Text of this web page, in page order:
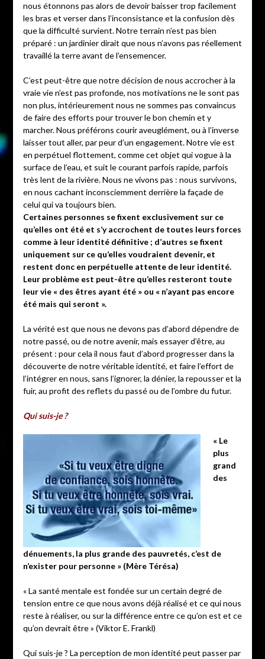
nous étonnons pas alors de devoir baisser trop facilement
les bras et verser dans l’inconsistance et la confusion dès
que la difficulté survient. Notre terrain n’est pas bien
préparé : un jardinier dirait que nous n’avons pas réellement
travaillé la terre avant de l’ensemencer.
C’est peut-être que notre décision de nous accrocher à la
vraie vie n’est pas profonde, nos motivations ne le sont pas
non plus, intérieurement nous ne sommes pas convaincus
de faire des efforts pour trouver le bon chemin et y
marcher. Nous préférons courir aveuglément, ou à l’inverse
laisser tout aller, par peur d’un engagement. Notre vie est
en perpétuel flottement, comme cet objet qui vogue à la
surface de l’eau, et suit le courant parfois rapide, parfois
très lent de la rivière. Nous ne vivons pas : nous survivons,
en nous cachant inconsciemment derrière la façade de
celui qui va toujours bien.
Certaines personnes se fixent exclusivement sur ce
qu’elles ont été et s’y accrochent de toutes leurs forces
comme à leur identité définitive ; d’autres se fixent
uniquement sur ce qu’elles voudraient devenir, et
restent donc en perpétuelle attente de leur identité.
Leur problème est peut-être qu’elles resteront toute
leur vie « des êtres ayant été » ou « n’ayant pas encore
été mais qui seront ».
La vérité est que nous ne devons pas d’abord dépendre de
notre passé, ou de notre avenir, mais essayer d’être, au
présent : pour cela il nous faut d’abord progresser dans la
découverte de notre véritable identité, et faire l’effort de
l’intégrer en nous, sans l’ignorer, la dénier, la repousser et la
fuir, au profit des reflets du passé ou de l’ombre du futur.
Qui suis-je ?
« Le
plus
grand
des
dénuements, la plus grande des pauvretés, c’est de
n’exister pour personne » (Mère Térésa)
« La santé mentale est fondée sur un certain degré de
tension entre ce que nous avons déjà réalisé et ce qui nous
reste à réaliser, ou sur la différence entre ce qu’on est et ce
qu’on devrait être » (Viktor E. Frankl)
Qui suis-je ? La perception de mon identité peut passer par